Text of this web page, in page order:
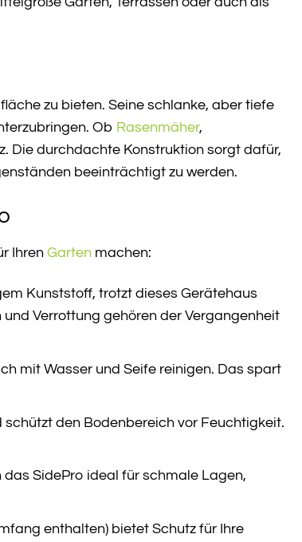
zu bieten. Seine schlanke, aber tiefe
Ob Rasenmäher,
Die durchdachte Konstruktion sorgt dafür,
beeinträchtigt zu werden.
Ihren Garten machen:
Kunststoff, trotzt dieses Gerätehaus
Verrottung gehören der Vergangenheit
mit Wasser und Seife reinigen. Das spart
den Bodenbereich vor Feuchtigkeit.
SidePro ideal für schmale Lagen,
enthalten) bietet Schutz für Ihre